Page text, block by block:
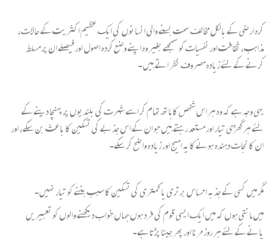
کرہ ارضی کے بالکل مخالف سمت بسنے والی انسانوں کی ایک عظیم اکثریت کے حالات،
مذاہب، ثقافت اور نفسیات کو سمجھے بغیر وہ اپنے وضع کردہ اصول اور فیصلے ان پر مسلط
کرنے کے لئے زیادہ مصروف نظر اتے ہیں۔
یہی وجہ ہے کہ وہ ہر اس شخص کا ہاتھ تھام کر اسے شہرت کی بلندیوں پر پہنچا دینے کے
لئے ہر گھڑی تیار اور مستعد رہتے ہیں جو ان کے اس جذبے کی تسکین کا باعث بن سکے، اور
ان کا نجات دہندہ ہونے کا یہ امیج اور زیادہ واضح کر سکے۔
مگر میں کسی کے جذبہ احساس برتری یا کمتری کی تسکین کا سبب بننے کو تیار نہیں۔
میں مانتی ہوں کہ میں ایک ایسی قوم کی فرد ہوں جہاں خواب دیکھنے والوں کو تعبیریں
پانے کے لئے ہر روز مرنا اور پھر جینا پڑتا ہے۔